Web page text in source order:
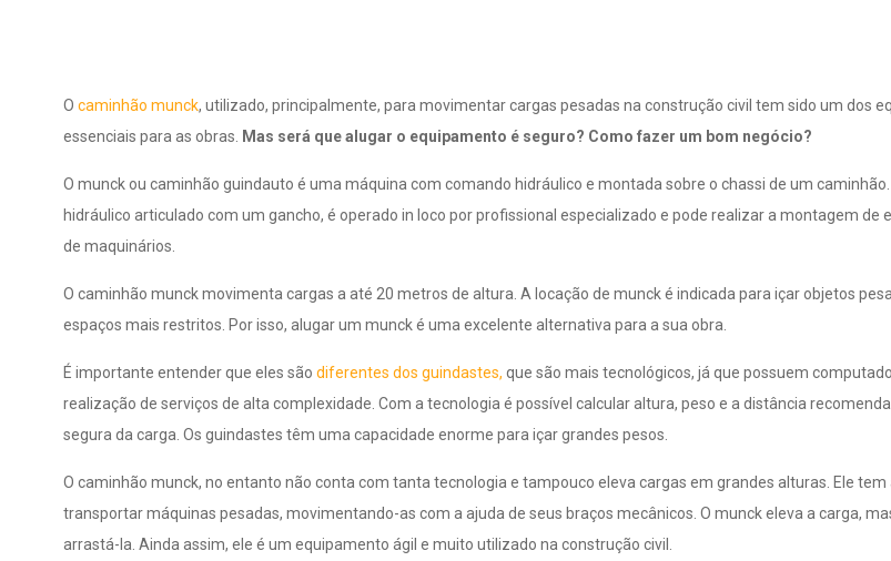
O caminhão munck, utilizado, principalmente, para movimentar cargas pesadas na construção civil tem sido um dos
essenciais para as obras.
Mas será que alugar o equipamento é seguro? Como fazer um bom negócio?
O munck ou caminhão guindauto é uma máquina com comando hidráulico e montada sobre o chassi de um
hidráulico articulado com um gancho, é operado in loco por profissional especializado e pode realizar a montagem de
de maquinários.
O caminhão munck movimenta cargas a até 20 metros de altura. A locação de munck é indicada para içar objetos
espaços mais restritos. Por isso, alugar um munck é uma excelente alternativa para a sua obra.
É importante entender que eles são diferentes dos guindastes, que são mais tecnológicos, já que possuem
realização de serviços de alta complexidade. Com a tecnologia é possível calcular altura, peso e a distância
segura da carga. Os guindastes têm uma capacidade enorme para içar grandes pesos.
O caminhão munck, no entanto não conta com tanta tecnologia e tampouco eleva cargas em grandes alturas. Ele tem
transportar máquinas pesadas, movimentando-as com a ajuda de seus braços mecânicos. O munck eleva a carga,
arrastá-la. Ainda assim, ele é um equipamento ágil e muito utilizado na construção civil.